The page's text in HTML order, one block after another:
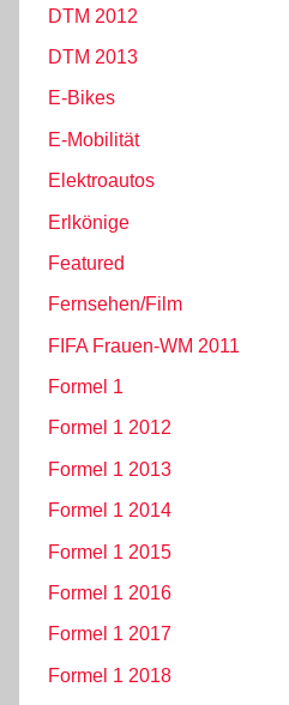
DTM 2012
DTM 2013
E-Bikes
E-Mobilität
Elektroautos
Erlkönige
Featured
Fernsehen/Film
FIFA Frauen-WM 2011
Formel 1
Formel 1 2012
Formel 1 2013
Formel 1 2014
Formel 1 2015
Formel 1 2016
Formel 1 2017
Formel 1 2018